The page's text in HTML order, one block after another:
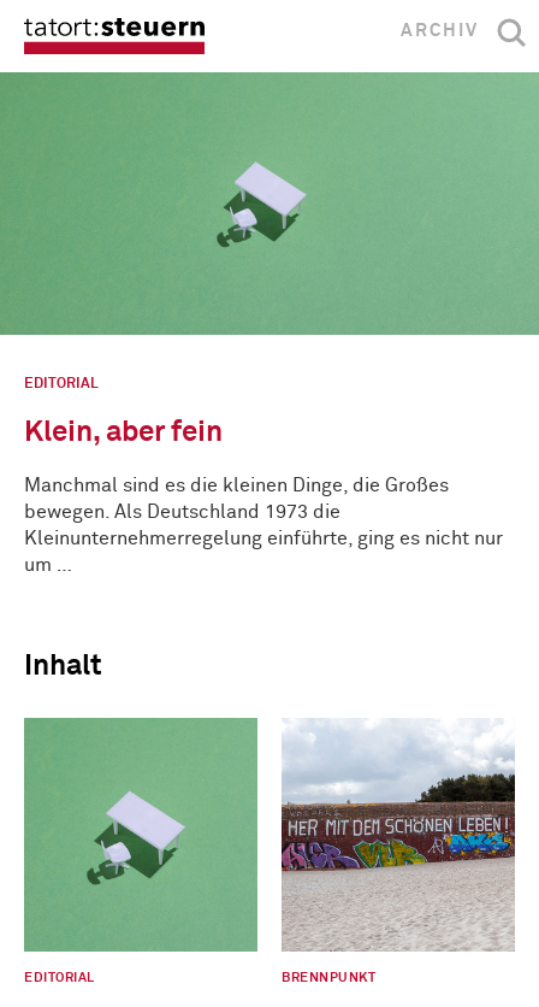
ARCHIV
EDITORIAL
Klein, aber fein
Manchmal sind es die kleinen Dinge, die Großes
bewegen. Als Deutschland 1973 die
Kleinunternehmerregelung einführte, ging es nicht nur
um …
Inhalt
EDITORIAL BRENNPUNKT